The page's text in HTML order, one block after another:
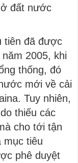
đất nước
tiên đã được
2005, khi
thống, đó
mới về cải
Tuy nhiên,
thiếu các
cho tới tận
mục tiêu
phê duyệt